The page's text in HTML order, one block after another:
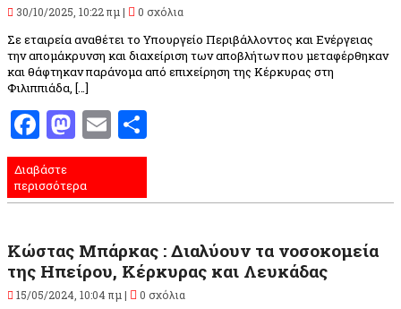
30/10/2025, 10:22 πμ | 0 σχόλια
Σε εταιρεία αναθέτει το Υπουργείο Περιβάλλοντος και Ενέργειας
την απομάκρυνση και διαχείριση των αποβλήτων που μεταφέρθηκαν
και θάφτηκαν παράνομα από επιχείρηση της Κέρκυρας στη
Φιλιππιάδα, […]
Facebook
Mastodon
Email
Διαβάστε
περισσότερα
Κώστας Μπάρκας : Διαλύουν τα νοσοκομεία
της Ηπείρου, Κέρκυρας και Λευκάδας
15/05/2024, 10:04 πμ | 0 σχόλια